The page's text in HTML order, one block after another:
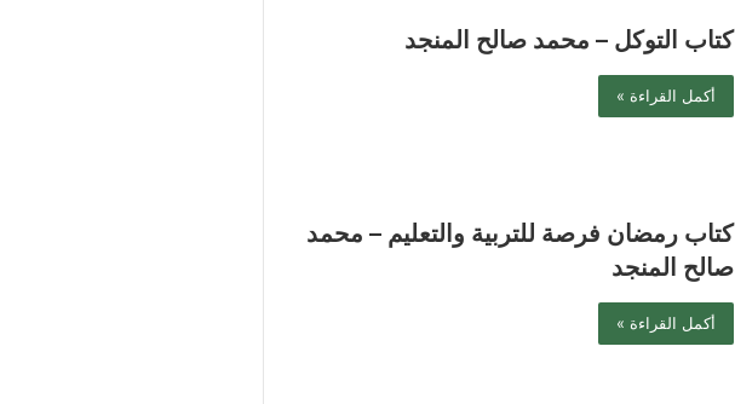
كتاب التوكل – محمد صالح المنجد
أكمل القراءة »
كتاب رمضان فرصة للتربية والتعليم – محمد
صالح المنجد
أكمل القراءة »